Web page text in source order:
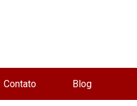
Contato Blog